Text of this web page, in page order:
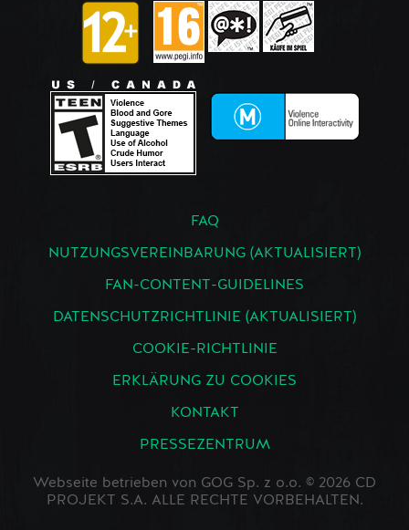
FAQ
NUTZUNGSVEREINBARUNG (AKTUALISIERT)
FAN-CONTENT-GUIDELINES
DATENSCHUTZRICHTLINIE (AKTUALISIERT)
COOKIE-RICHTLINIE
ERKLÄRUNG ZU COOKIES
KONTAKT
PRESSEZENTRUM
Webseite betrieben von GOG Sp. z o.o. © 2026 CD
PROJEKT S.A. ALLE RECHTE VORBEHALTEN.